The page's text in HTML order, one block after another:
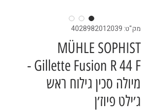
מק"ט: 4028982012039
MÜHLE SOPHIST
Gillette Fusion R 44 F -
מיולה סכין גילוח ראש
ג׳ילט פיוז׳ן